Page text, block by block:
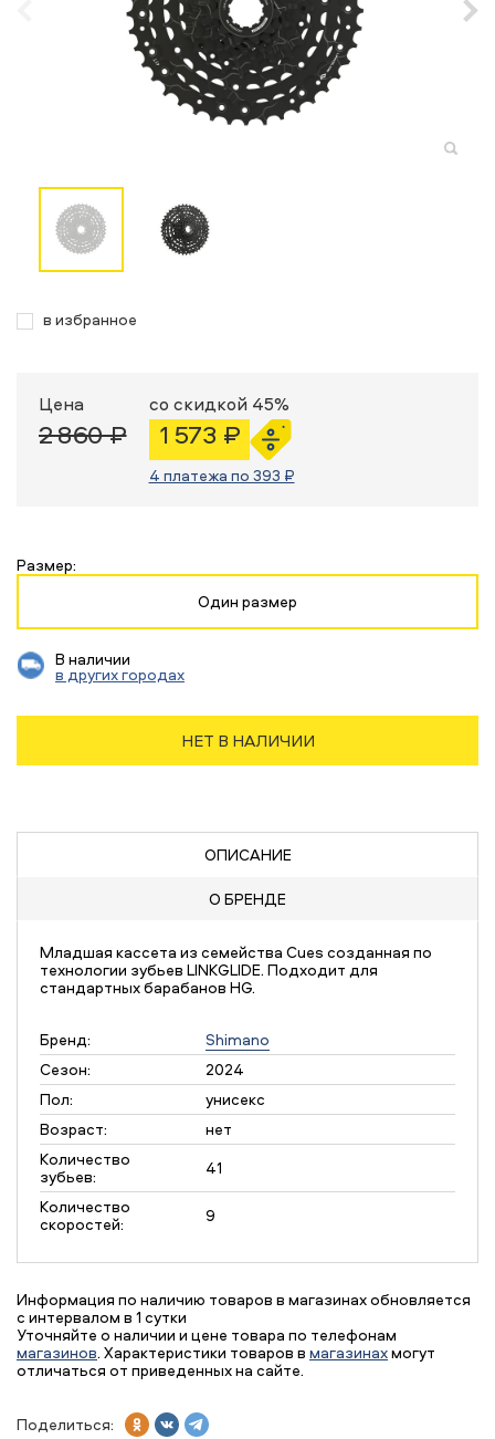
в избранное
Цена
2 860 ₽
со скидкой 45%
1 573 ₽
4 платежа по 393 ₽
Размер:
Один размер
В наличии
в других городах
НЕТ В НАЛИЧИИ
ОПИСАНИЕ
О БРЕНДЕ
Младшая кассета из семейства Cues созданная по
технологии зубьев LINKGLIDE. Подходит для
стандартных барабанов HG.
Бренд:
Shimano
Сезон:
2024
Пол:
унисекс
Возраст:
нет
Количество
зубьев:
41
Количество
скоростей:
9
Информация по наличию товаров в магазинах обновляется
с интервалом в 1 сутки
Уточняйте о наличии и цене товара по телефонам
магазинов. Характеристики товаров в магазинахмогут
отличаться от приведенных на сайте.
Поделиться: